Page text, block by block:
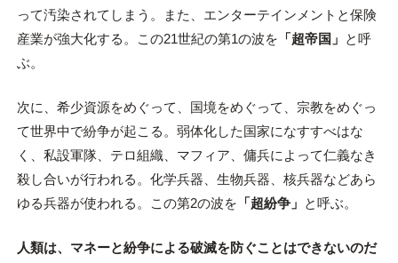
って汚染されてしまう。また、エンターテインメントと保険
産業が強大化する。この21世紀の第1の波を 「超帝国」 と呼
ぶ。
次に、希少資源をめぐって、国境をめぐって、宗教をめぐっ
て世界中で紛争が起こる。弱体化した国家になすすべはな
く、私設軍隊、テロ組織、マフィア、傭兵によって仁義なき
殺し合いが行われる。化学兵器、生物兵器、核兵器などあら
ゆる兵器が使われる。この第2の波を 「超紛争」 と呼ぶ。
人類は、マネーと紛争による破滅を防ぐことはできないのだ